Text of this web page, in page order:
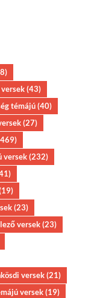
(43)
témájú(40)
(27)
versek(232)
(23)
versek(23)
versek(21)
versek(19)